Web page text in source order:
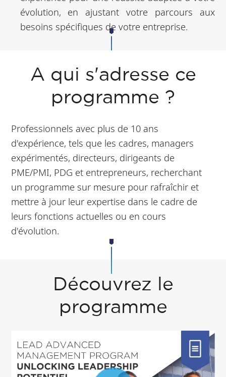
évolution, en ajustant votre parcours aux
besoins spécifiques de votre entreprise.
A qui s'adresse ce
programme ?
Professionnels avec plus de 10 ans
d'expérience, tels que les cadres, managers
expérimentés, directeurs, dirigeants de
PME/PMI, PDG et entrepreneurs, recherchant
un programme sur mesure pour rafraîchir et
mettre à jour leur expertise dans le cadre de
leurs fonctions actuelles ou en cours
d'évolution.
Découvrez le
programme